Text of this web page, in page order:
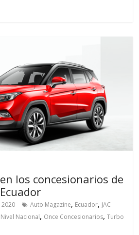
los concesionarios de
Auto Magazine, Ecuador, JAC
Nivel Nacional, Once Concesionarios,Turbo